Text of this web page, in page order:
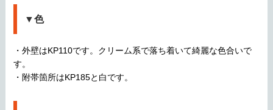
▼色
・外壁はKP110です。クリーム系で落ち着いて綺麗な色合いで
す。
・附帯箇所はKP185と白です。